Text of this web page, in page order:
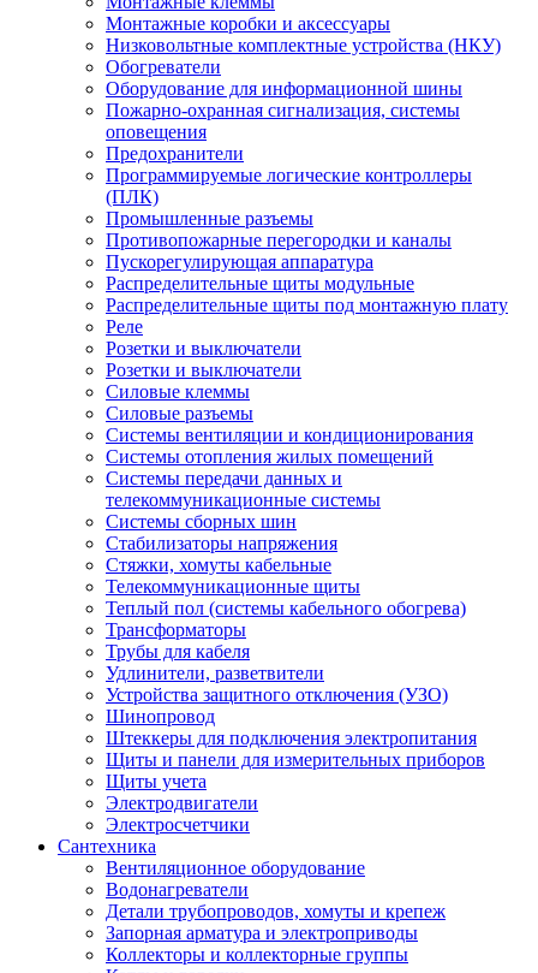
Монтажные коробки и аксессуары
Низковольтные комплектные устройства (НКУ)
Обогреватели
Оборудование для информационной шины
Пожарно-охранная сигнализация, системы
оповещения
Предохранители
Программируемые логические контроллеры
(ПЛК)
Промышленные разъемы
Противопожарные перегородки и каналы
Пускорегулирующая аппаратура
Распределительные щиты модульные
Распределительные щиты под монтажную плату
Реле
Розетки и выключатели
Розетки и выключатели
Силовые клеммы
Силовые разъемы
Системы вентиляции и кондиционирования
Системы отопления жилых помещений
Системы передачи данных и
телекоммуникационные системы
Системы сборных шин
Стабилизаторы напряжения
Стяжки, хомуты кабельные
Телекоммуникационные щиты
Теплый пол (системы кабельного обогрева)
Трансформаторы
Трубы для кабеля
Удлинители, разветвители
Устройства защитного отключения (УЗО)
Шинопровод
Штеккеры для подключения электропитания
Щиты и панели для измерительных приборов
Щиты учета
Электродвигатели
Электросчетчики
Сантехника
Вентиляционное оборудование
Водонагреватели
Детали трубопроводов, хомуты и крепеж
Запорная арматура и электроприводы
Коллекторы и коллекторные группы